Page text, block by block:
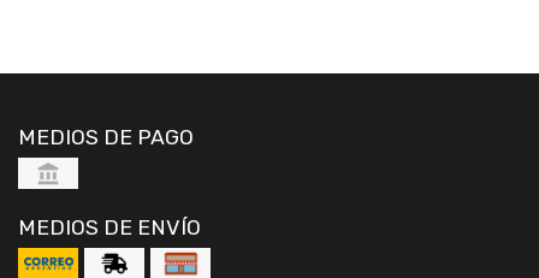
MEDIOS DE PAGO
MEDIOS DE ENVÍO